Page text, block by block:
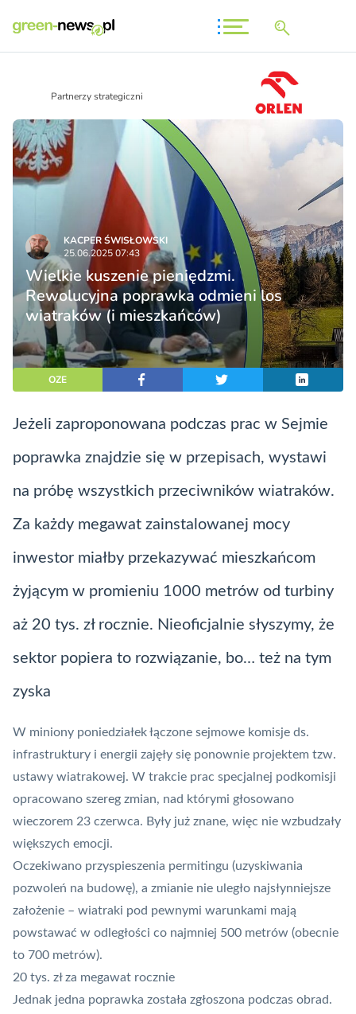
Partnerzy strategiczni
KACPER ŚWISŁO­WSKI
25.06.2025 07:43
Wielkie kuszenie pieniędzmi.
Rewolucyjna poprawka odmieni los
wiatraków (i mieszkańców)
OZE
Jeżeli zaproponowana podczas prac w Sejmie
poprawka znajdzie się w przepisach, wystawi
na próbę wszystkich przeciwników wiatraków.
Za każdy megawat zainstalowanej mocy
inwestor miałby przekazywać mieszkańcom
żyjącym w promieniu 1000 metrów od turbiny
aż 20 tys. zł rocznie. Nieoficjalnie słyszymy, że
sektor popiera to rozwiązanie, bo… też na tym
zyska
W miniony poniedziałek łączone sejmowe komisje ds.
infrastruktury i energii zajęły się ponownie projektem tzw.
ustawy wiatrakowej. W trakcie prac specjalnej podkomisji
opracowano szereg zmian, nad którymi głosowano
wieczorem 23 czerwca. Były już znane, więc nie wzbudzały
większych emocji.
Oczekiwano przyspieszenia permitingu (uzyskiwania
pozwoleń na budowę), a zmianie nie uległo najsłynniejsze
założenie – wiatraki pod pewnymi warunkami mają
powstawać w odległości co najmniej 500 metrów (obecnie
to 700 metrów).
20 tys. zł za megawat rocznie
Jednak jedna poprawka została zgłoszona podczas obrad.